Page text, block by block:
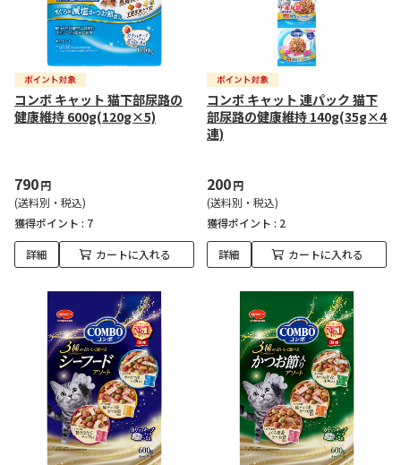
コンボ キャット 猫下部尿路の
健康維持 600g(120g×5)
790円
(送料別・税込)
獲得ポイント : 7
詳細 カートに入れる
コンボ キャット 連パック 猫下
部尿路の健康維持 140g(35g×4
連)
200円
(送料別・税込)
獲得ポイント : 2
詳細 カートに入れる